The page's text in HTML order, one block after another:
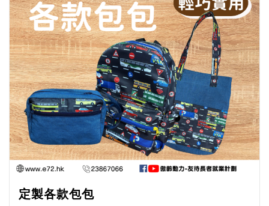
定製各款包包